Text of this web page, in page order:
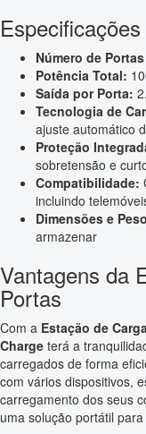
Número de
Potência Total:
Saída por Porta:
Tecnologia de
ajuste automático
Proteção
sobretensão e
Compatibilidade:
incluindo
Dimensões e
armazenar
Vantagens da
Portas
Com a Estação de
Charge terá a
carregados de forma
com vários dispositivos,
carregamento dos seus
uma solução portátil